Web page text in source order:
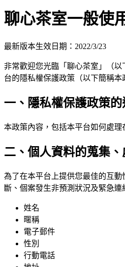
聊心茶室一般使
最新版本生效日期：2022/3/23
非常歡迎您光臨「聊心茶室」（
台的隱私權保護政策（以下簡稱
一、隱私權保護政策的
本政策內容，包括本平台如何處
二、個人資料的蒐集
為了在本平台上提供您最佳的互
斷、個案發生非預測狀況及緊急
姓名
暱稱
電子郵件
性別
行動電話